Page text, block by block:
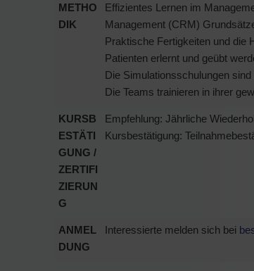
METHO
DIK
Effizientes Lernen im
Management (CRM)
Praktische Fertigkeiten und die
Patienten erlernt und geübt
Die Simulationsschulungen
Die Teams trainieren in ihrer
KURSB
ESTÄTI
GUNG /
ZERTIFI
ZIERUN
G
Empfehlung: Jährliche
Kursbestätigung:
ANMEL
DUNG
Interessierte melden sich bei